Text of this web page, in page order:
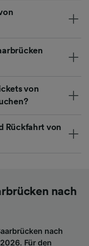
von
Rückfahrt von
nach
nach
Für den